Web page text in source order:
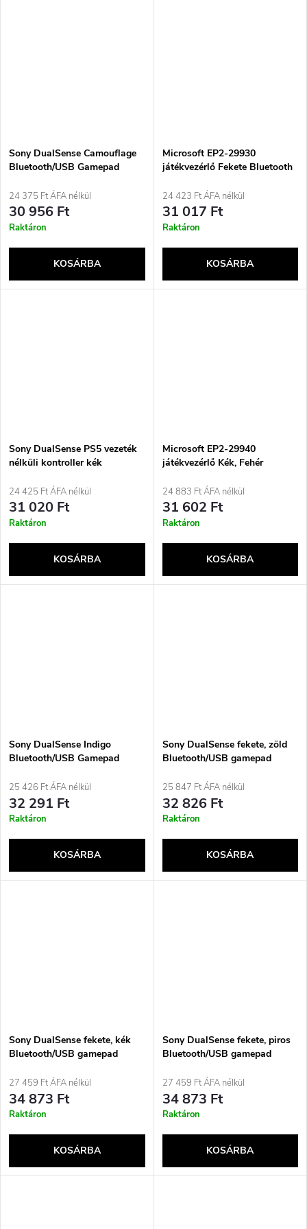
Sony DualSense Camouflage
Bluetooth/USB Gamepad
24 375 Ft ÁFA nélkül
30 956 Ft
Raktáron
KOSÁRBA
Microsoft EP2-29930
játékvezérlő Fekete Bluetooth
Android, PC, Xbox One, Xbox
Series S, Xbox Series X, iOS
24 423 Ft ÁFA nélkül
31 017 Ft
Raktáron
KOSÁRBA
Sony DualSense PS5 vezeték
nélküli kontroller kék
24 425 Ft ÁFA nélkül
31 020 Ft
Raktáron
KOSÁRBA
Microsoft EP2-29940
játékvezérlő Kék, Fehér
Analóg/Digitális Android, PC,
Xbox One, Xbox Series S, Xbox
Series X, iOS
24 883 Ft ÁFA nélkül
31 602 Ft
Raktáron
KOSÁRBA
Sony DualSense Indigo
Bluetooth/USB Gamepad
25 426 Ft ÁFA nélkül
32 291 Ft
Raktáron
KOSÁRBA
Sony DualSense fekete, zöld
Bluetooth/USB gamepad
25 847 Ft ÁFA nélkül
32 826 Ft
Raktáron
KOSÁRBA
Sony DualSense fekete, kék
Bluetooth/USB gamepad
27 459 Ft ÁFA nélkül
34 873 Ft
Raktáron
KOSÁRBA
Sony DualSense fekete, piros
Bluetooth/USB gamepad
27 459 Ft ÁFA nélkül
34 873 Ft
Raktáron
KOSÁRBA